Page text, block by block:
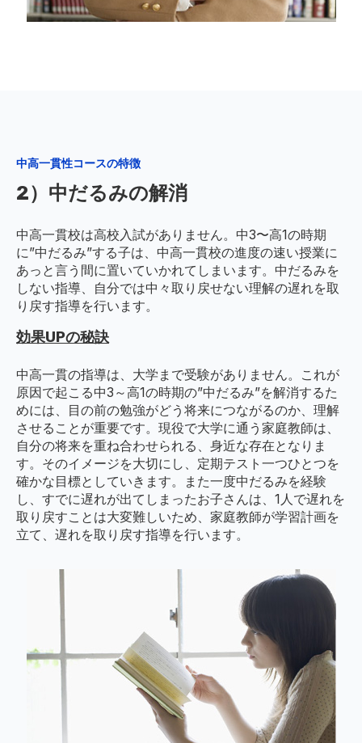
中高一貫性コースの特徴
2）中だるみの解消
中高一貫校は高校入試がありません。中3〜高1の時期
に”中だるみ”する子は、中高一貫校の進度の速い授業に
あっと言う間に置いていかれてしまいます。中だるみを
しない指導、自分では中々取り戻せない理解の遅れを取
り戻す指導を行います。
効果UPの秘訣
中高一貫の指導は、大学まで受験がありません。これが
原因で起こる中3～高1の時期の”中だるみ”を解消するた
めには、目の前の勉強がどう将来につながるのか、理解
させることが重要です。現役で大学に通う家庭教師は、
自分の将来を重ね合わせられる、身近な存在となりま
す。そのイメージを大切にし、定期テスト一つひとつを
確かな目標としていきます。また一度中だるみを経験
し、すでに遅れが出てしまったお子さんは、1人で遅れを
取り戻すことは大変難しいため、家庭教師が学習計画を
立て、遅れを取り戻す指導を行います。